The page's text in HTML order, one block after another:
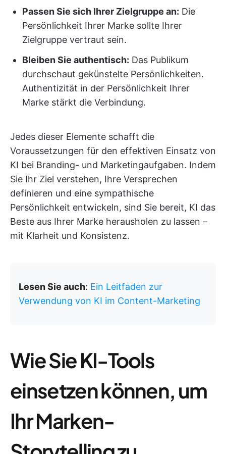
Passen Sie sich Ihrer Zielgruppe an: Die
Persönlichkeit Ihrer Marke sollte Ihrer
Zielgruppe vertraut sein.
Bleiben Sie authentisch: Das Publikum
durchschaut gekünstelte Persönlichkeiten.
Authentizität in der Persönlichkeit Ihrer
Marke stärkt die Verbindung.
Jedes dieser Elemente schafft die
Voraussetzungen für den effektiven Einsatz von
KI bei Branding- und Marketingaufgaben. Indem
Sie Ihr Ziel verstehen, Ihre Versprechen
definieren und eine sympathische
Persönlichkeit entwickeln, sind Sie bereit, KI das
Beste aus Ihrer Marke herausholen zu lassen –
mit Klarheit und Konsistenz.
Lesen Sie auch: Ein Leitfaden zur
Verwendung von KI im Content-Marketing
Wie Sie KI-Tools
einsetzen können, um
Ihr Marken-